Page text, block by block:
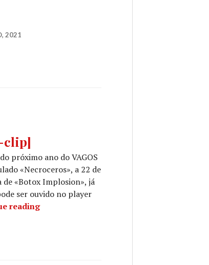
#535: Especial Asphyx
2021
clip]
próximo ano do VAGOS
«Necroceros», a 22 de
de «Botox Implosion», já
ser ouvido no player
readingASPHYX: «The Nameless Elite» [vídeo-clip]